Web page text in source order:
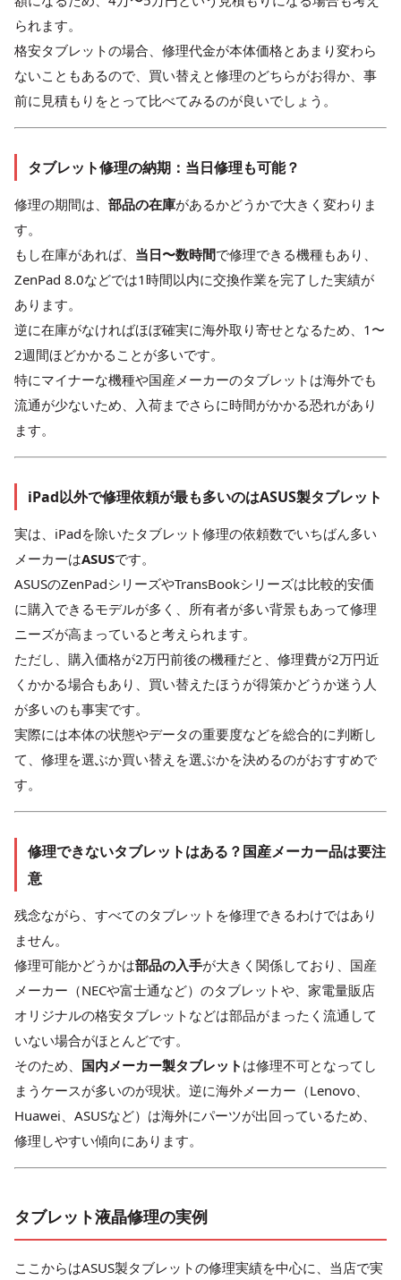
られます。
格安タブレットの場合、修理代金が本体価格とあまり変わら
ないこともあるので、買い替えと修理のどちらがお得か、事
前に見積もりをとって比べてみるのが良いでしょう。
タブレット修理の納期：当日修理も可能？
修理の期間は、 部品の在庫があるかどうかで大きく変わりま
す。
もし在庫があれば、 当日〜数時間で修理できる機種もあり、
ZenPad 8.0などでは1時間以内に交換作業を完了した実績が
あります。
逆に在庫がなければほぼ確実に海外取り寄せとなるため、1〜
2週間ほどかかることが多いです。
特にマイナーな機種や国産メーカーのタブレットは海外でも
流通が少ないため、入荷までさらに時間がかかる恐れがあり
ます。
iPad以外で修理依頼が最も多いのはASUS製タブレット
実は、iPadを除いたタブレット修理の依頼数でいちばん多い
メーカーはASUSです。
ASUSのZenPadシリーズやTransBookシリーズは比較的安価
に購入できるモデルが多く、所有者が多い背景もあって修理
ニーズが高まっていると考えられます。
ただし、購入価格が2万円前後の機種だと、修理費が2万円近
くかかる場合もあり、買い替えたほうが得策かどうか迷う人
が多いのも事実です。
実際には本体の状態やデータの重要度などを総合的に判断し
て、修理を選ぶか買い替えを選ぶかを決めるのがおすすめで
す。
修理できないタブレットはある？国産メーカー品は要注
意
残念ながら、すべてのタブレットを修理できるわけではあり
ません。
修理可能かどうかは部品の入手が大きく関係しており、国産
メーカー（NECや富士通など）のタブレットや、家電量販店
オリジナルの格安タブレットなどは部品がまったく流通して
いない場合がほとんどです。
そのため、 国内メーカー製タブレット は修理不可となってし
まうケースが多いのが現状。逆に海外メーカー（Lenovo、
Huawei、ASUSなど）は海外にパーツが出回っているため、
修理しやすい傾向にあります。
タブレット液晶修理の実例
ここからはASUS製タブレットの修理実績を中心に、当店で実